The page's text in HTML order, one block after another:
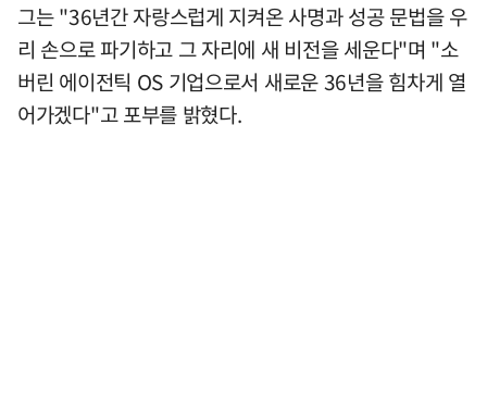
그는 "36년간 자랑스럽게 지켜온 사명과 성공 문법을 우
리 손으로 파기하고 그 자리에 새 비전을 세운다"며 "소
버린 에이전틱 OS 기업으로서 새로운 36년을 힘차게 열
어가겠다"고 포부를 밝혔다.